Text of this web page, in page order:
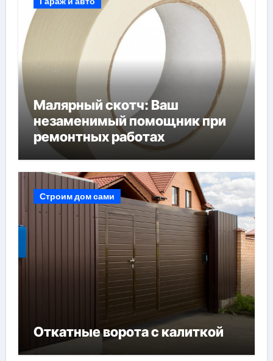
Малярный скотч: Ваш
незаменимый помощник при
ремонтных работах
Строим дом сами
Откатные ворота с калиткой